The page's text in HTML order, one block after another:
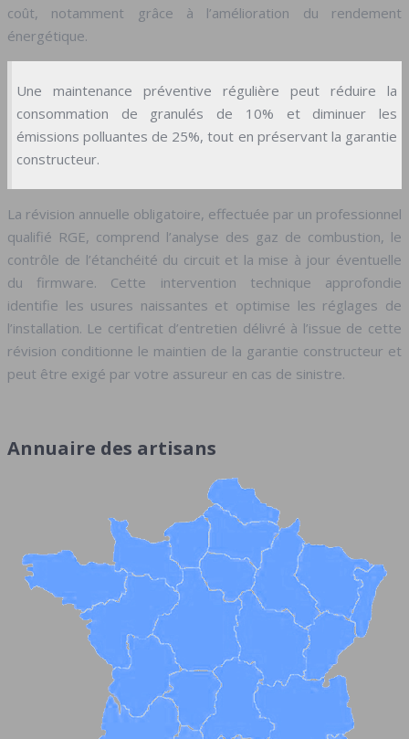
coût, notamment grâce à l’amélioration du rendement
énergétique.
Une maintenance préventive régulière peut réduire la
consommation de granulés de 10% et diminuer les
émissions polluantes de 25%, tout en préservant la garantie
constructeur.
La révision annuelle obligatoire, effectuée par un professionnel
qualifié RGE, comprend l’analyse des gaz de combustion, le
contrôle de l’étanchéité du circuit et la mise à jour éventuelle
du firmware. Cette intervention technique approfondie
identifie les usures naissantes et optimise les réglages de
l’installation. Le certificat d’entretien délivré à l’issue de cette
révision conditionne le maintien de la garantie constructeur et
peut être exigé par votre assureur en cas de sinistre.
Annuaire des artisans